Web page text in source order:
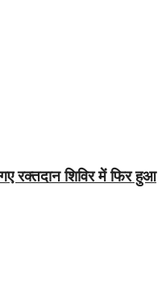
गए रक्तदान शिविर में फिर हुआ